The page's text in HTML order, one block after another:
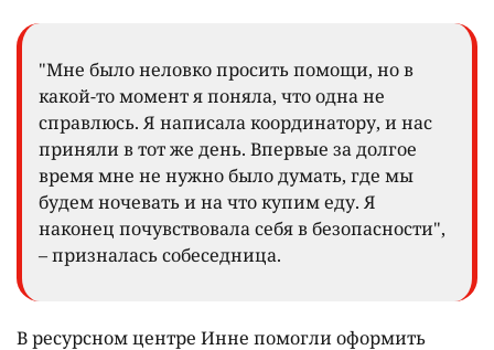
"Мне было неловко просить помощи, но в
какой-то момент я поняла, что одна не
справлюсь. Я написала координатору, и нас
приняли в тот же день. Впервые за долгое
время мне не нужно было думать, где мы
будем ночевать и на что купим еду. Я
наконец почувствовала себя в безопасности",
– призналась собеседница.
В ресурсном центре Инне помогли оформить